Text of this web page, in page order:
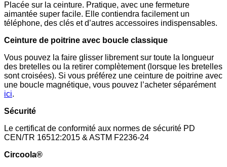
Placée sur la ceinture. Pratique, avec une fermeture
aimantée super facile. Elle contiendra facilement un
téléphone, des clés et d’autres accessoires indispensables.
Ceinture de poitrine avec boucle classique
Vous pouvez la faire glisser librement sur toute la longueur
des bretelles ou la retirer complètement (lorsque les bretelles
sont croisées). Si vous préférez une ceinture de poitrine avec
une boucle magnétique, vous pouvez l’acheter séparément
ici.
Sécurité
Le certificat de conformité aux normes de sécurité PD
CEN/TR 16512:2015 & ASTM F2236-24
Circoola®